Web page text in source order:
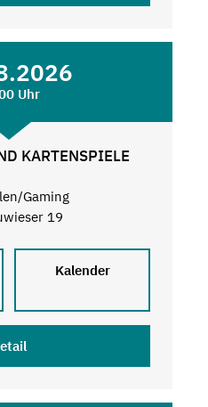
Uhr
KARTENSPIELE
Gaming
19
Kalender